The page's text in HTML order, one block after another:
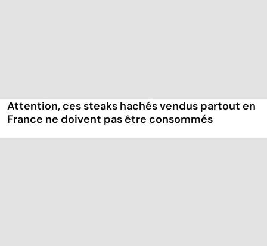
Attention, ces steaks hachés vendus partout en
France ne doivent pas être consommés